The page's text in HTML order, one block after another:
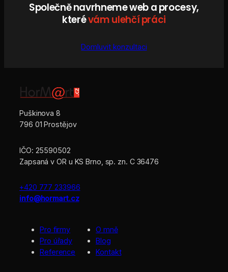
Společně navrhneme web a procesy,
kterévám ulehčí práci
Domluvit konzultaci
Puškinova 8
796 01 Prostějov
IČO: 25590502
Zapsaná v OR u KS Brno, sp. zn. C 36476
+420 777 233966
info@hormart.cz
Pro firmy
Pro úřady
Reference
O mně
Blog
Kontakt